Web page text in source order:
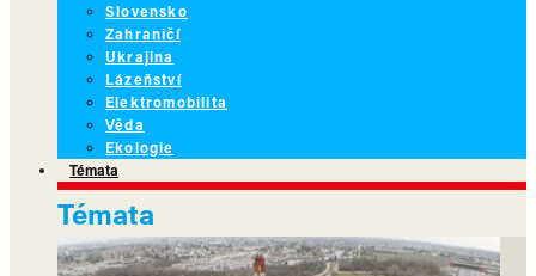
Slovensko
Zahraničí
Ukrajina
Lázeňství
Elektromobilita
Věda
Ekologie
Témata
Témata